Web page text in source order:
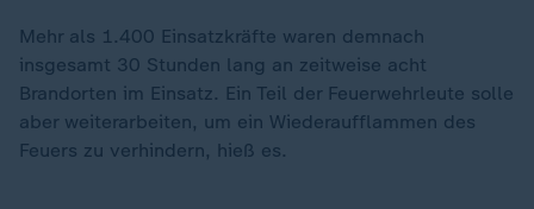
Mehr als 1.400 Einsatzkräfte waren demnach
insgesamt 30 Stunden lang an zeitweise acht
Brandorten im Einsatz. Ein Teil der Feuerwehrleute solle
aber weiterarbeiten, um ein Wiederaufflammen des
Feuers zu verhindern, hieß es.